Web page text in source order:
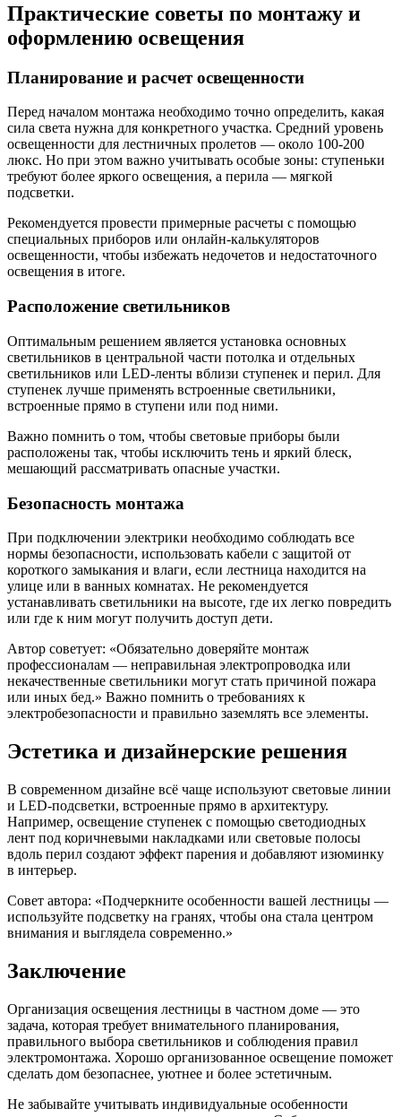
Практические советы по монтажу и
оформлению освещения
Планирование и расчет освещенности
Перед началом монтажа необходимо точно определить, какая
сила света нужна для конкретного участка. Средний уровень
освещенности для лестничных пролетов — около 100-200
люкс. Но при этом важно учитывать особые зоны: ступеньки
требуют более яркого освещения, а перила — мягкой
подсветки.
Рекомендуется провести примерные расчеты с помощью
специальных приборов или онлайн-калькуляторов
освещенности, чтобы избежать недочетов и недостаточного
освещения в итоге.
Расположение светильников
Оптимальным решением является установка основных
светильников в центральной части потолка и отдельных
светильников или LED-ленты вблизи ступенек и перил. Для
ступенек лучше применять встроенные светильники,
встроенные прямо в ступени или под ними.
Важно помнить о том, чтобы световые приборы были
расположены так, чтобы исключить тень и яркий блеск,
мешающий рассматривать опасные участки.
Безопасность монтажа
При подключении электрики необходимо соблюдать все
нормы безопасности, использовать кабели с защитой от
короткого замыкания и влаги, если лестница находится на
улице или в ванных комнатах. Не рекомендуется
устанавливать светильники на высоте, где их легко повредить
или где к ним могут получить доступ дети.
Автор советует: «Обязательно доверяйте монтаж
профессионалам — неправильная электропроводка или
некачественные светильники могут стать причиной пожара
или иных бед.» Важно помнить о требованиях к
электробезопасности и правильно заземлять все элементы.
Эстетика и дизайнерские решения
В современном дизайне всё чаще используют световые линии
и LED-подсветки, встроенные прямо в архитектуру.
Например, освещение ступенек с помощью светодиодных
лент под коричневыми накладками или световые полосы
вдоль перил создают эффект парения и добавляют изюминку
в интерьер.
Совет автора: «Подчеркните особенности вашей лестницы —
используйте подсветку на гранях, чтобы она стала центром
внимания и выглядела современно.»
Заключение
Организация освещения лестницы в частном доме — это
задача, которая требует внимательного планирования,
правильного выбора светильников и соблюдения правил
электромонтажа. Хорошо организованное освещение поможет
сделать дом безопаснее, уютнее и более эстетичным.
Не забывайте учитывать индивидуальные особенности